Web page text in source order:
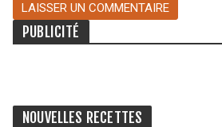
PUBLICITÉ
NOUVELLES RECETTES